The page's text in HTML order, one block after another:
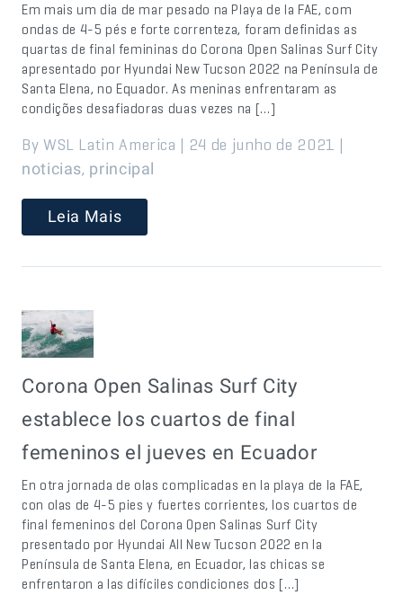
Em mais um dia de mar pesado na Playa de la FAE, com
ondas de 4-5 pés e forte correnteza, foram definidas as
quartas de final femininas do Corona Open Salinas Surf City
apresentado por Hyundai New Tucson 2022 na Península de
Santa Elena, no Equador. As meninas enfrentaram as
condições desafiadoras duas vezes na […]
By WSL Latin America | 24 de junho de 2021 |
noticias, principal
Leia Mais
Corona Open Salinas Surf City
establece los cuartos de final
femeninos el jueves en Ecuador
En otra jornada de olas complicadas en la playa de la FAE,
con olas de 4-5 pies y fuertes corrientes, los cuartos de
final femeninos del Corona Open Salinas Surf City
presentado por Hyundai All New Tucson 2022 en la
Península de Santa Elena, en Ecuador, las chicas se
enfrentaron a las difíciles condiciones dos […]